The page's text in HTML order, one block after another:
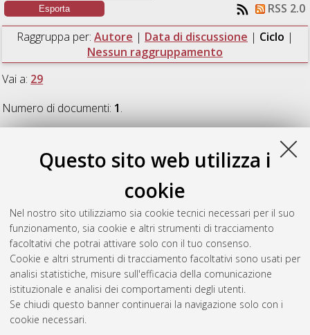
Questo sito web utilizza i
cookie
Nel nostro sito utilizziamo sia cookie tecnici necessari per il suo
funzionamento, sia cookie e altri strumenti di tracciamento
facoltativi che potrai attivare solo con il tuo consenso.
Cookie e altri strumenti di tracciamento facoltativi sono usati per
analisi statistiche, misure sull'efficacia della comunicazione
istituzionale e analisi dei comportamenti degli utenti.
Se chiudi questo banner continuerai la navigazione solo con i
cookie necessari.
RSS 2.0
Raggruppa per: Autore | Data di discussione | Ciclo |
Nessun raggruppamento
Vai a: 29
Numero di documenti: 1.
(2016)Modelling the Faint Radio Sky: The
, [Dissertation thesis], Alma Mater Studiorum
Università di Bologna. Dottorato di ricerca inAstronomia, 29
Ciclo. DOI 10.6092/unibo/amsdottorato/7763.
Questa lista e' stata generata il Thu Aug 6 20:48:43 2026
Atom